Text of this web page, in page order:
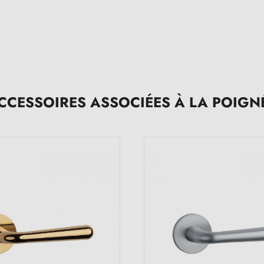
ASSOCIÉES À LA